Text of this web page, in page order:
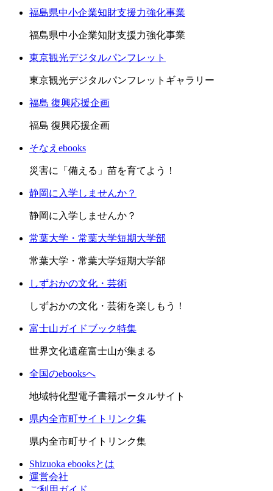
福島県中小企業知財支援力強化事業
福島県中小企業知財支援力強化事業
東京観光デジタルパンフレット
東京観光デジタルパンフレットギャラリー
福島 復興応援企画
福島 復興応援企画
そなえebooks
災害に「備える」苗を育てよう！
静岡に入学しませんか？
静岡に入学しませんか？
常葉大学・常葉大学短期大学部
常葉大学・常葉大学短期大学部
しずおかの文化・芸術
しずおかの文化・芸術を楽しもう！
富士山ガイドブック特集
世界文化遺産富士山が集まる
全国のebooksへ
地域特化型電子書籍ポータルサイト
県内全市町サイトリンク集
県内全市町サイトリンク集
Shizuoka ebooksとは
運営会社